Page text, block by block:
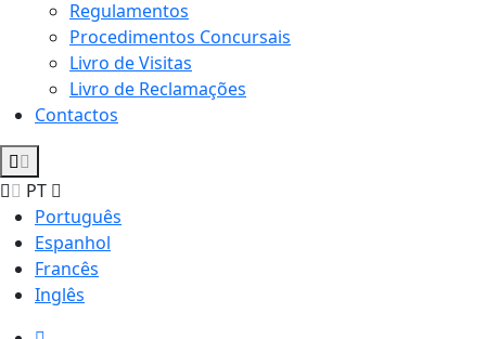
Regulamentos
Procedimentos Concursais
Livro de Visitas
Livro de Reclamações
Contactos
PT
Português
Espanhol
Francês
Inglês